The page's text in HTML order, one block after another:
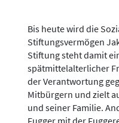
Bis heute wird die
Stiftungsvermögen
Stiftung steht damit
spätmittelalterlicher
der Verantwortung
Mitbürgern und zielt
und seiner Familie.